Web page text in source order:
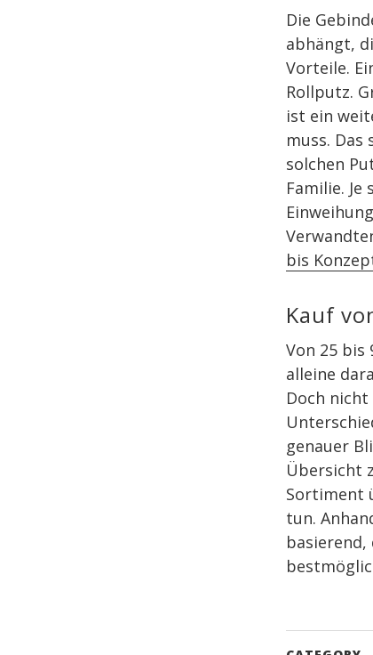
Die
abhängt,
Vorteile.
Rollputz.
ist ein
muss.
solchen
Familie.
bis
Kauf
Von 25 bis
alleine
Doch
genauer
Übersicht
Sortiment
tun.
basierend,